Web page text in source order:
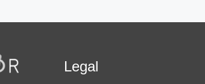
Legal